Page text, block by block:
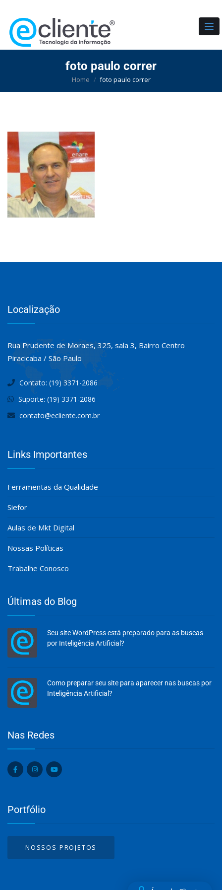
foto paulo correr
Home foto paulo correr
Localização
Rua Prudente de Moraes, 325, sala 3, Bairro Centro
Piracicaba / São Paulo
Contato: (19) 3371-2086
Suporte: (19) 3371-2086
contato@ecliente.com.br
Links Importantes
Ferramentas da Qualidade
Siefor
Aulas de Mkt Digital
Nossas Políticas
Trabalhe Conosco
Últimas do Blog
Seu site WordPress está preparado para as buscas
por Inteligência Artificial?
Como preparar seu site para aparecer nas buscas por
Inteligência Artificial?
Nas Redes
Portfólio
NOSSOS PROJETOS
Olá, insira seus dados para continuar.
Nome
Número de celular